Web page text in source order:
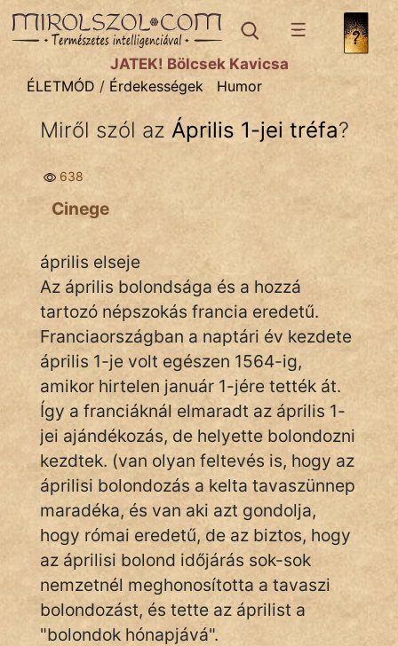
ÉLETMÓD témák:
Egészség
Gyerekpszicho
Sport
Ünnepek
IRODALOM
SZÓLÁS
És
KÖZMONDÁS
PSZICHO
ZENE
FILM
JÁTÉK! Bölcsek Kavicsa
ÉLETMÓD / Érdekességek Humor
Miről szól az Április 1-jei tréfa?
638
Cinege
április elseje
Az április bolondsága és a hozzá
tartozó népszokás francia eredetű.
Franciaországban a naptári év kezdete
április 1-je volt egészen 1564-ig,
amikor hirtelen január 1-jére tették át.
Így a franciáknál elmaradt az április 1-
jei ajándékozás, de helyette bolondozni
kezdtek. (van olyan feltevés is, hogy az
áprilisi bolondozás a kelta tavaszünnep
maradéka, és van aki azt gondolja,
hogy római eredetű, de az biztos, hogy
az áprilisi bolond időjárás sok-sok
nemzetnél meghonosította a tavaszi
bolondozást, és tette az áprilist a
"bolondok hónapjává".